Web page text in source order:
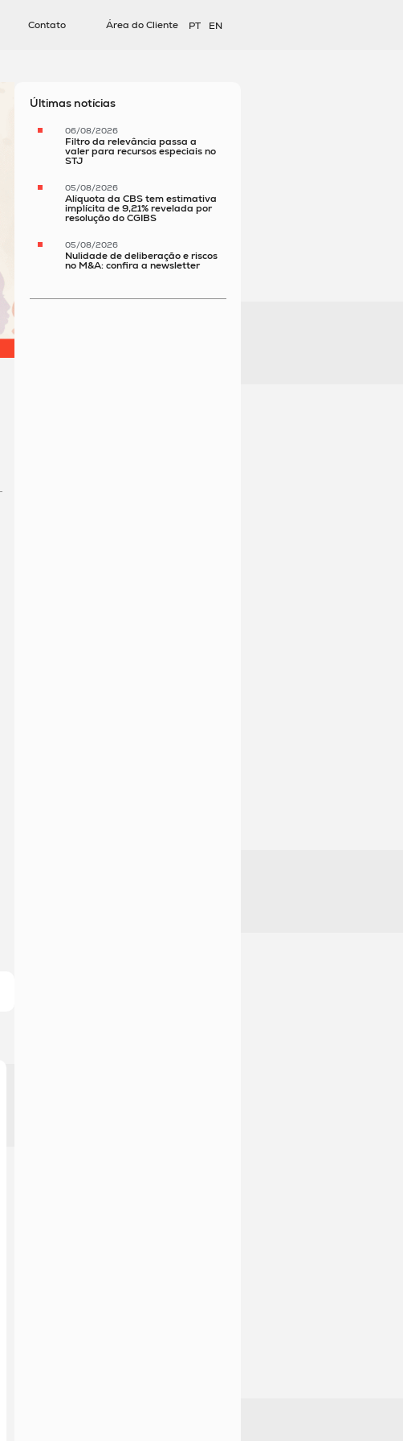
Contato Área do Cliente PT EN
Últimas notícias
06/08/2026
Filtro da relevância passa a
valer para recursos especiais no
STJ
05/08/2026
Alíquota da CBS tem estimativa
implícita de 9,21% revelada por
resolução do CGIBS
05/08/2026
Nulidade de deliberação e riscos
no M&A: confira a newsletter